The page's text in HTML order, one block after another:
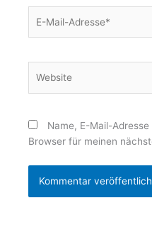
Mail-
Name, E-Mail-
Browser für meinen